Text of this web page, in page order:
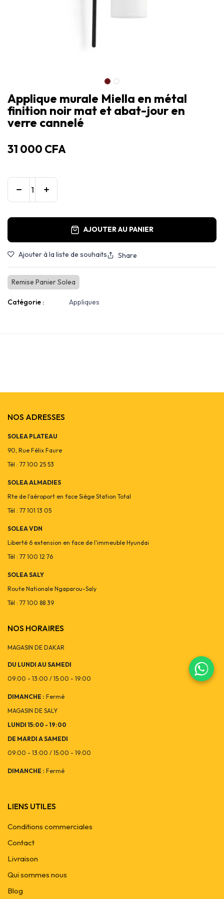
Applique murale Miella en métal
finition noir mat et abat-jour en
verre cannelé
31 000 CFA
AJOUTER AU PANIER
Ajouter à la liste de souhaits Share
Remise Panier Solea
Catégorie : Appliques
NOS ADRESSES
SOLEA PLATEAU
90, Rue Félix Faure
Tél : 77 100 25 53
SOLEA ALMADIES
Rte de l'aéroport en face Siège Station Total
Tél : 77 101 13 05
SOLEA VDN
Liberté 6 extension en face de l'immeuble Hyundai
Tél : 77 100 12 76
SOLEA SALY
Route Nationale Ngaparou-Saly
Tél : 77 100 88 39
NOS HORAIRES
MAGASIN DE DAKAR
DU LUNDI AU SAMEDI
09:00 - 13:00 / 15:00 - 19:00
DIMANCHE : Fermé
MAGASIN DE SALY
LUNDI 15:00 - 19:00
DE MARDI A SAMEDI
09:00 - 13:00 / 15:00 - 19:00
DIMANCHE : Fermé
LIENS UTILES
Conditions commerciales
Contact
Livraison
Qui sommes nous
Blog